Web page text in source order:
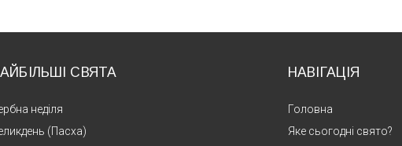
СВЯТА
неділя
(Пасха)
НАВІГАЦІЯ
Головна
Яке сьогодні свято?